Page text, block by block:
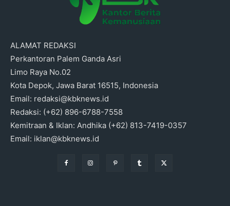
ALAMAT REDAKSI
Perkantoran Palem Ganda Asri
Limo Raya No.02
Kota Depok, Jawa Barat 16515, Indonesia
Email: redaksi@kbknews.id
Redaksi: (+62) 896-6788-7558
Kemitraan & Iklan: Andhika (+62) 813-7419-0357
Email: iklan@kbknews.id